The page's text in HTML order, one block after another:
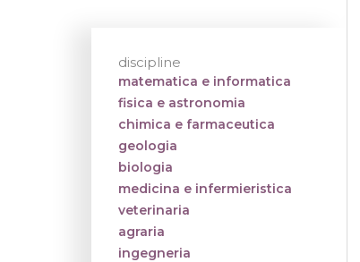
discipline
matematica e informatica
fisica e astronomia
chimica e farmaceutica
geologia
biologia
medicina e infermieristica
veterinaria
agraria
ingegneria